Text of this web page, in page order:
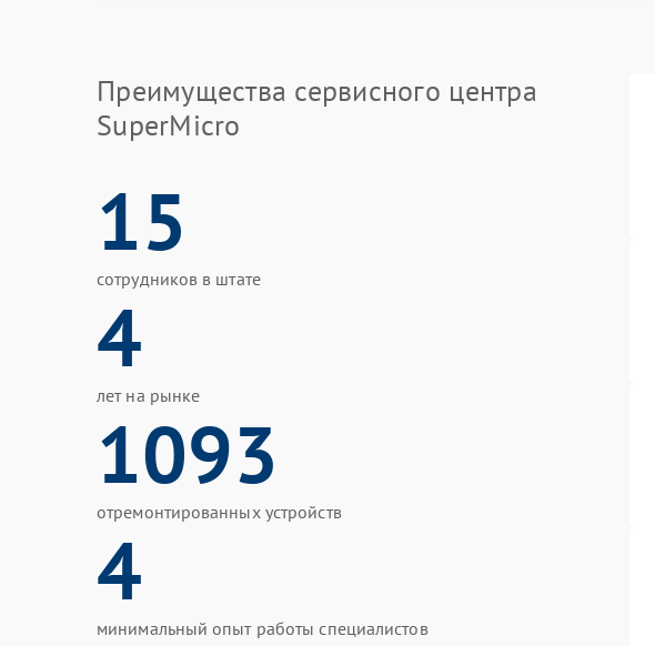
Преимущества сервисного центра
SuperMicro
15
сотрудников в штате
4
лет на рынке
1093
отремонтированных устройств
4
минимальный опыт работы специалистов